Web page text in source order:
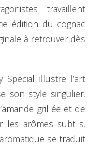
travaillent
édition du cognac
à retrouver dès
Special illustre l’art
son style singulier.
grillée et de
les arômes subtils.
se traduit